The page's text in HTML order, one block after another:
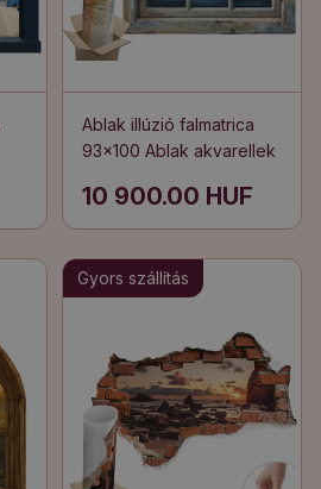
Ablak illúzió falmatrica
93x100 Ablak akvarellek
10 900.00 HUF
Gyors szállítás